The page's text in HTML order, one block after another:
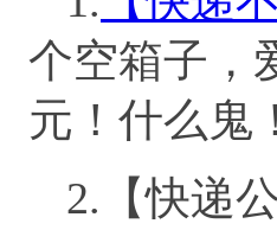
个空箱子，
元！什么鬼！
2.【快递